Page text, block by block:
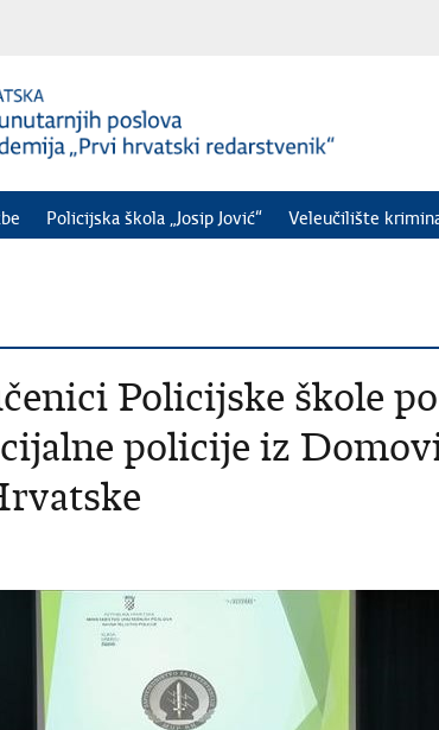
Policijska škola „Josip Jović“ Veleučilište
Policijske škole
policije iz